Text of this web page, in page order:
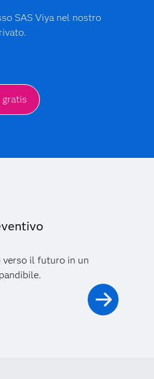
SAS Viya nel nostro
gratis
verso il futuro in un